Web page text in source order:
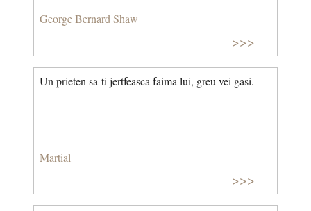
George Bernard Shaw
>>>
Un prieten sa-ti jertfeasca faima lui, greu vei gasi.
Martial
>>>